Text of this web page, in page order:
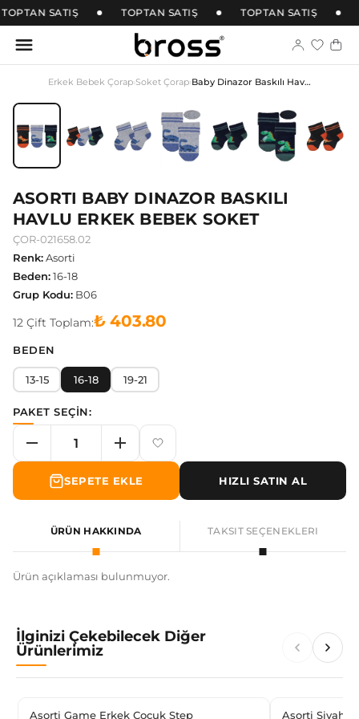
SATIŞ TOPTAN SATIŞ TOPTAN SATIŞ
Erkek Bebek Çorap›Soket Çorap› Baby Dinazor Baskılı Havlu Erkek Bebek soket
ASORTI BABY DINAZOR BASKILI
HAVLU ERKEK BEBEK SOKET
ÇOR-021658.02
Renk:Asorti
Beden:16-18
Grup Kodu: B06
12 Çift Toplam:₺ 403.80
BEDEN
13-15 16-18 19-21
PAKET SEÇİN:
SEPETE EKLE HIZLI SATIN AL
ÜRÜN HAKKINDA TAKSIT SEÇENEKLERI
Ürün açıklaması bulunmuyor.
İlginizi Çekebilecek Diğer
Ürünlerimiz
Asorti Game Erkek Çocuk Step Asorti